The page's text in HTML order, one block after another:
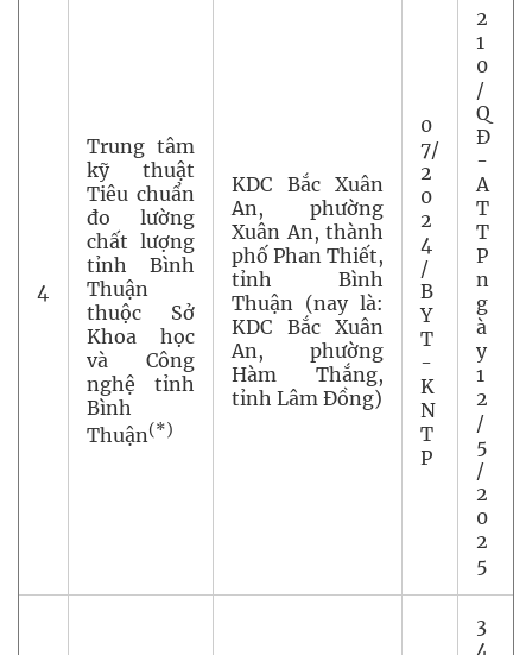
4
Trung tâm
kỹ thuật
Tiêu chuẩn
đo lường
chất lượng
tỉnh Bình
Thuận
thuộc Sở
Khoa học
và Công
nghệ tỉnh
Bình
Thuận(*)
KDC Bắc Xuân
An, phường
Xuân An, thành
phố Phan Thiết,
tỉnh Bình
Thuận (nay là:
KDC Bắc Xuân
An, phường
Hàm Thắng,
tỉnh Lâm Đồng)
0
7/
2
0
2
4
/
B
Y
T
-
K
N
T
P
2
1
0
/
Q
Đ
-
A
T
T
P
n
g
à
y
1
2
/
5
/
2
0
2
5
3
4